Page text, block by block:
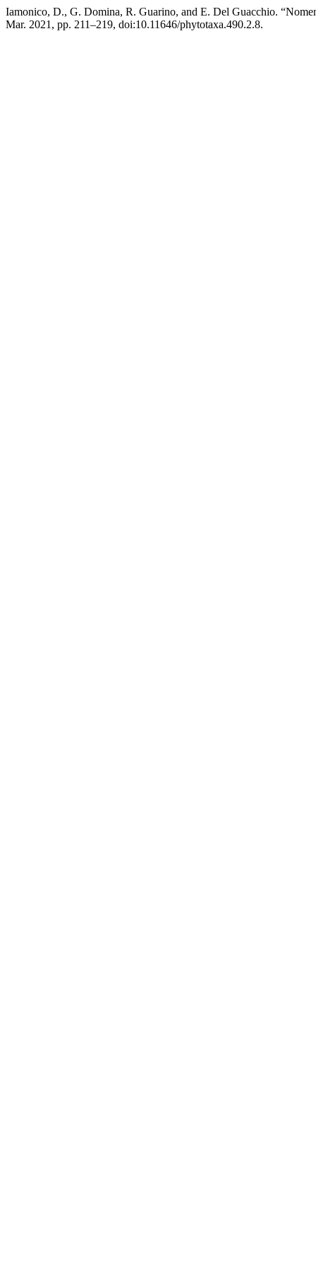
Iamonico, D., G. Domina, R. Guarino, and E. Del Guacchio.
Mar. 2021, pp. 211–219, doi:10.11646/phytotaxa.490.2.8.